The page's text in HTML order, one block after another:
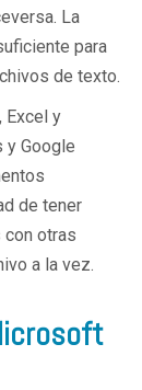
La
para
de texto.
Excel y
y Google
de tener
otras
a la vez.